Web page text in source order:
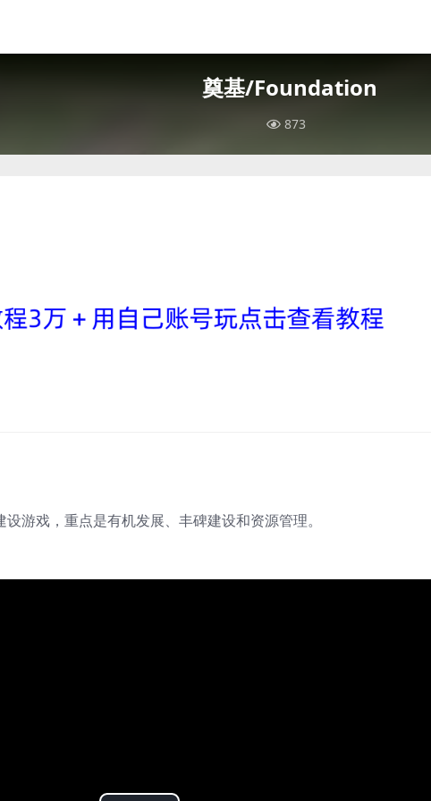
奠基/Foundation
873
游戏，重点是有机发展、丰碑建设和资源管理。